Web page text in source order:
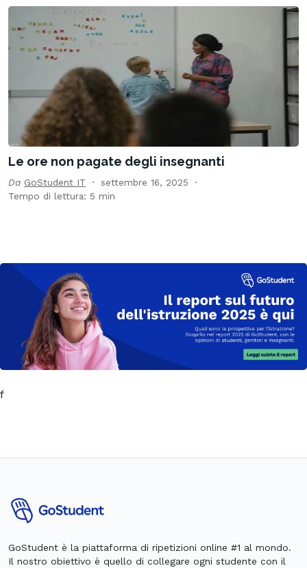
Le ore non pagate degli insegnanti
Da GoStudent IT
settembre 16, 2025
Tempo di lettura: 5 min
f
GoStudent è la piattaforma di ripetizioni online #1 al mondo.
Il nostro obiettivo è quello di collegare ogni studente con il